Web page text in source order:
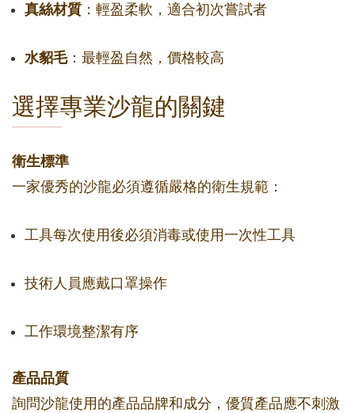
真絲材質 ：輕盈柔軟，適合初次嘗試者
水貂毛：最輕盈自然，價格較高
選擇專業沙龍的關鍵
衛生標準
一家優秀的沙龍必須遵循嚴格的衛生規範：
工具每次使用後必須消毒或使用一次性工具
技術人員應戴口罩操作
工作環境整潔有序
產品品質
詢問沙龍使用的產品品牌和成分，優質產品應不刺激